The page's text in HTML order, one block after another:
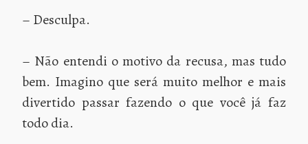
– Desculpa.
– Não entendi o motivo da recusa, mas tudo
bem. Imagino que será muito melhor e mais
divertido passar fazendo o que você já faz
todo dia.